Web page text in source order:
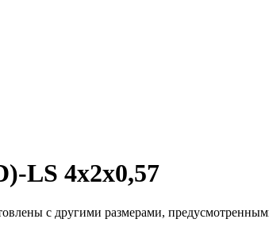
LS 4x2x0,57
с другими размерами,